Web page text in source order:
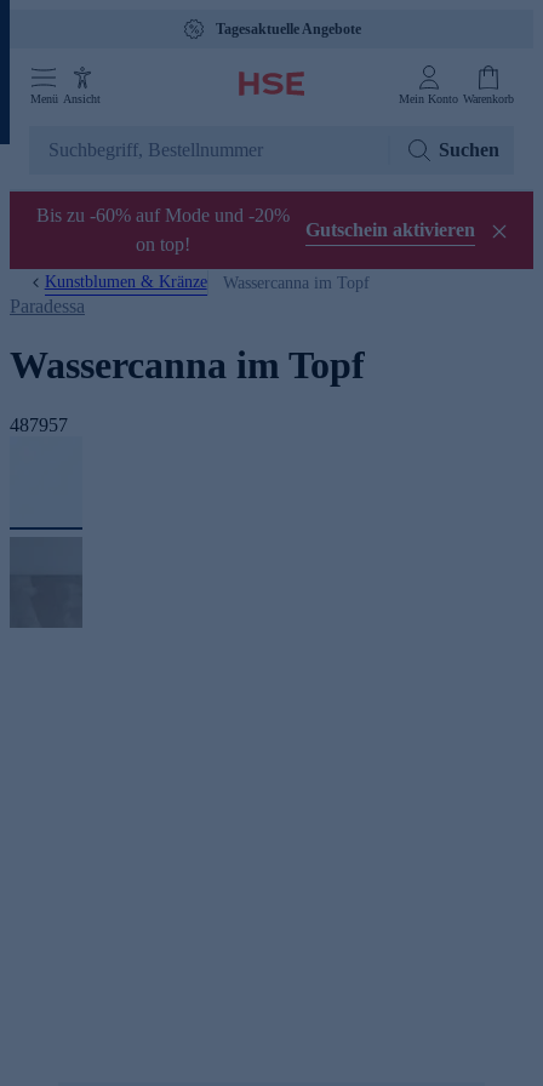
Tagesaktuelle Angebote
Menü Ansicht Mein Konto Warenkorb
Suchen
Bis zu -60% auf Mode und -20%
on top!
Gutschein aktivieren
Kunstblumen & Kränze Wassercanna im Topf
Paradessa
Wassercanna im Topf
487957